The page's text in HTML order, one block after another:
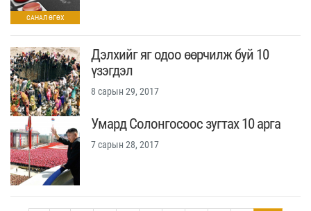
Дэлхийг яг одоо өөрчилж буй 10
үзэгдэл
8 сарын 29, 2017
Умард Солонгосоос зугтах 10 арга
7 сарын 28, 2017